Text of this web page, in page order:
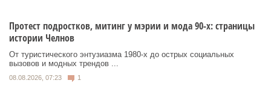
Протест подростков, митинг у мэрии и мода 90-х: страницы
истории Челнов
От туристического энтузиазма 1980‑х до острых социальных
вызовов и модных трендов ...
08.08.2026, 07:23 1